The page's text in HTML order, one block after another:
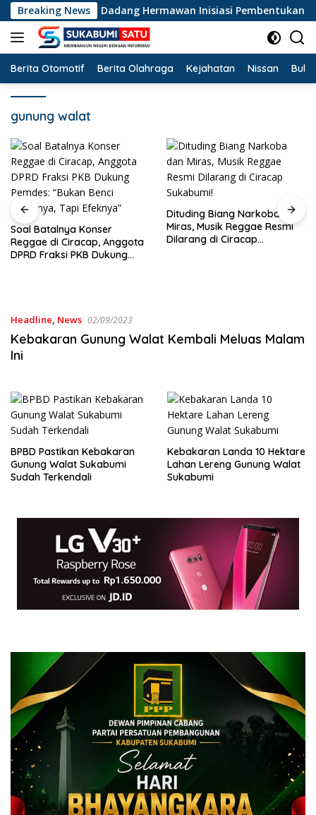
Langsung
ke
konten
Breaking News
PKB Dadang Hermawan Inisiasi Pembentukan Asosiasi
Berita Otomotif Berita Olahraga Kejahatan Nissan
gunung walat
Soal Batalnya Konser
Reggae di Ciracap, Anggota
DPRD Fraksi PKB Dukung
Dituding Biang Narkoba dan
Miras, Musik Reggae Resmi
Dilarang di Ciracap
Headline, News 02/09/2023
Kebakaran Gunung Walat Kembali Meluas Malam
Ini
BPBD Pastikan Kebakaran
Gunung Walat Sukabumi
Sudah Terkendali
Kebakaran Landa 10 Hektare
Lahan Lereng Gunung Walat
Sukabumi